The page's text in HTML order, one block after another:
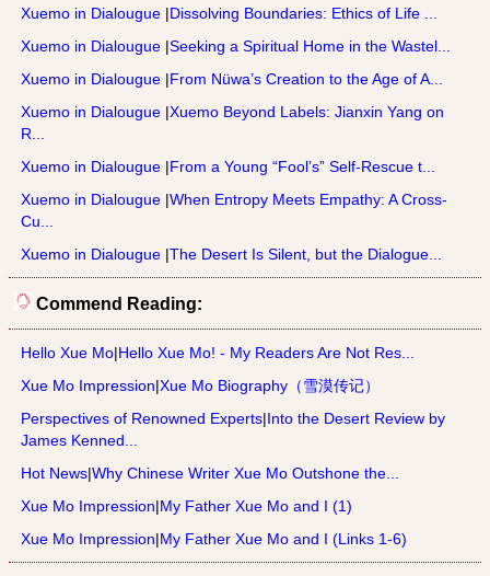
Xuemo in Dialougue |Dissolving Boundaries: Ethics of Life ...
Xuemo in Dialougue |Seeking a Spiritual Home in the Wastel...
Xuemo in Dialougue |From Nüwa’s Creation to the Age of A...
Xuemo in Dialougue |Xuemo Beyond Labels: Jianxin Yang on
R...
Xuemo in Dialougue |From a Young “Fool’s” Self-Rescue t...
Xuemo in Dialougue |When Entropy Meets Empathy: A Cross-
Cu...
Xuemo in Dialougue |The Desert Is Silent, but the Dialogue...
Commend Reading:
Hello Xue Mo|Hello Xue Mo! - My Readers Are Not Res...
Xue Mo Impression|Xue Mo Biography（雪漠传记）
Perspectives of Renowned Experts|Into the Desert Review by
James Kenned...
Hot News|Why Chinese Writer Xue Mo Outshone the...
Xue Mo Impression|My Father Xue Mo and I (1)
Xue Mo Impression|My Father Xue Mo and I (Links 1-6)